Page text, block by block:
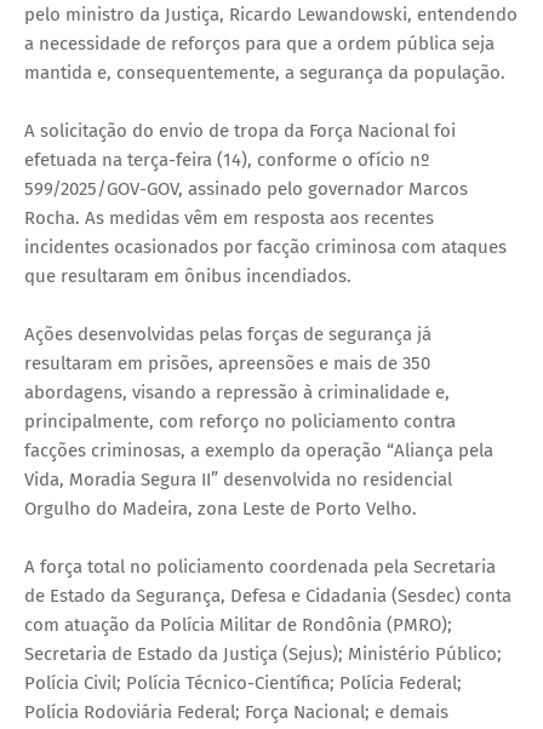
pelo ministro da Justiça, Ricardo Lewandowski, entendendo
a necessidade de reforços para que a ordem pública seja
mantida e, consequentemente, a segurança da população.
A solicitação do envio de tropa da Força Nacional foi
efetuada na terça-feira (14), conforme o ofício nº
599/2025/GOV-GOV, assinado pelo governador Marcos
Rocha. As medidas vêm em resposta aos recentes
incidentes ocasionados por facção criminosa com ataques
que resultaram em ônibus incendiados.
Ações desenvolvidas pelas forças de segurança já
resultaram em prisões, apreensões e mais de 350
abordagens, visando a repressão à criminalidade e,
principalmente, com reforço no policiamento contra
facções criminosas, a exemplo da operação “Aliança pela
Vida, Moradia Segura II” desenvolvida no residencial
Orgulho do Madeira, zona Leste de Porto Velho.
A força total no policiamento coordenada pela Secretaria
de Estado da Segurança, Defesa e Cidadania (Sesdec) conta
com atuação da Polícia Militar de Rondônia (PMRO);
Secretaria de Estado da Justiça (Sejus); Ministério Público;
Polícia Civil; Polícia Técnico-Científica; Polícia Federal;
Polícia Rodoviária Federal; Força Nacional; e demais